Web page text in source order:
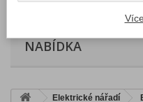
NABÍDKA
Elektrické nářadí